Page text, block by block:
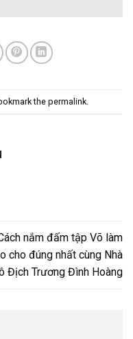
the permalink.
nắm đấm tập Võ làm
cho đúng nhất cùng Nhà
Địch Trương Đình Hoàng